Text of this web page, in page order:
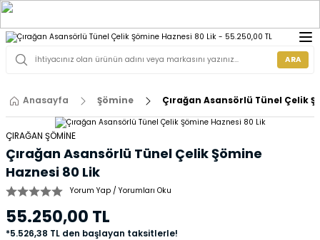
ARA
Anasayfa Şömine Çırağan Asansörlü Tünel Çelik
ÇIRAĞAN ŞÖMİNE
Çırağan Asansörlü Tünel Çelik Şömine
Haznesi 80 Lik
Yorum Yap / Yorumları Oku
55.250,00 TL
*5.526,38 TL den başlayan taksitlerle!